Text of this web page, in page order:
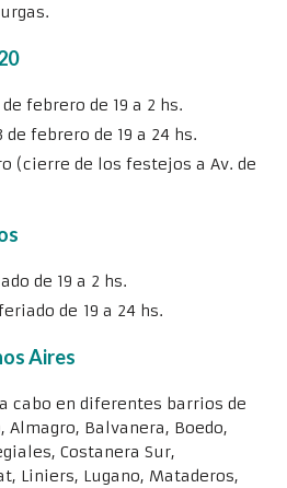
de febrero de 19 a 2 hs.
de febrero de 19 a 24 hs.
(cierre de los festejos a Av. de
de 19 a 2 hs.
de 19 a 24 hs.
Aires
cabo en diferentes barrios de
Almagro, Balvanera, Boedo,
Costanera Sur,
Liniers, Lugano, Mataderos,